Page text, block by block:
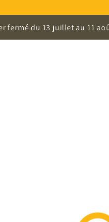
du 13 juillet au 11 août —